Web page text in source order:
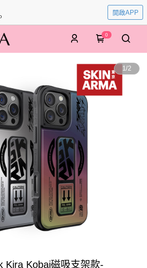
開啟APP
0
1/2
Kira Kobai磁吸支架款-